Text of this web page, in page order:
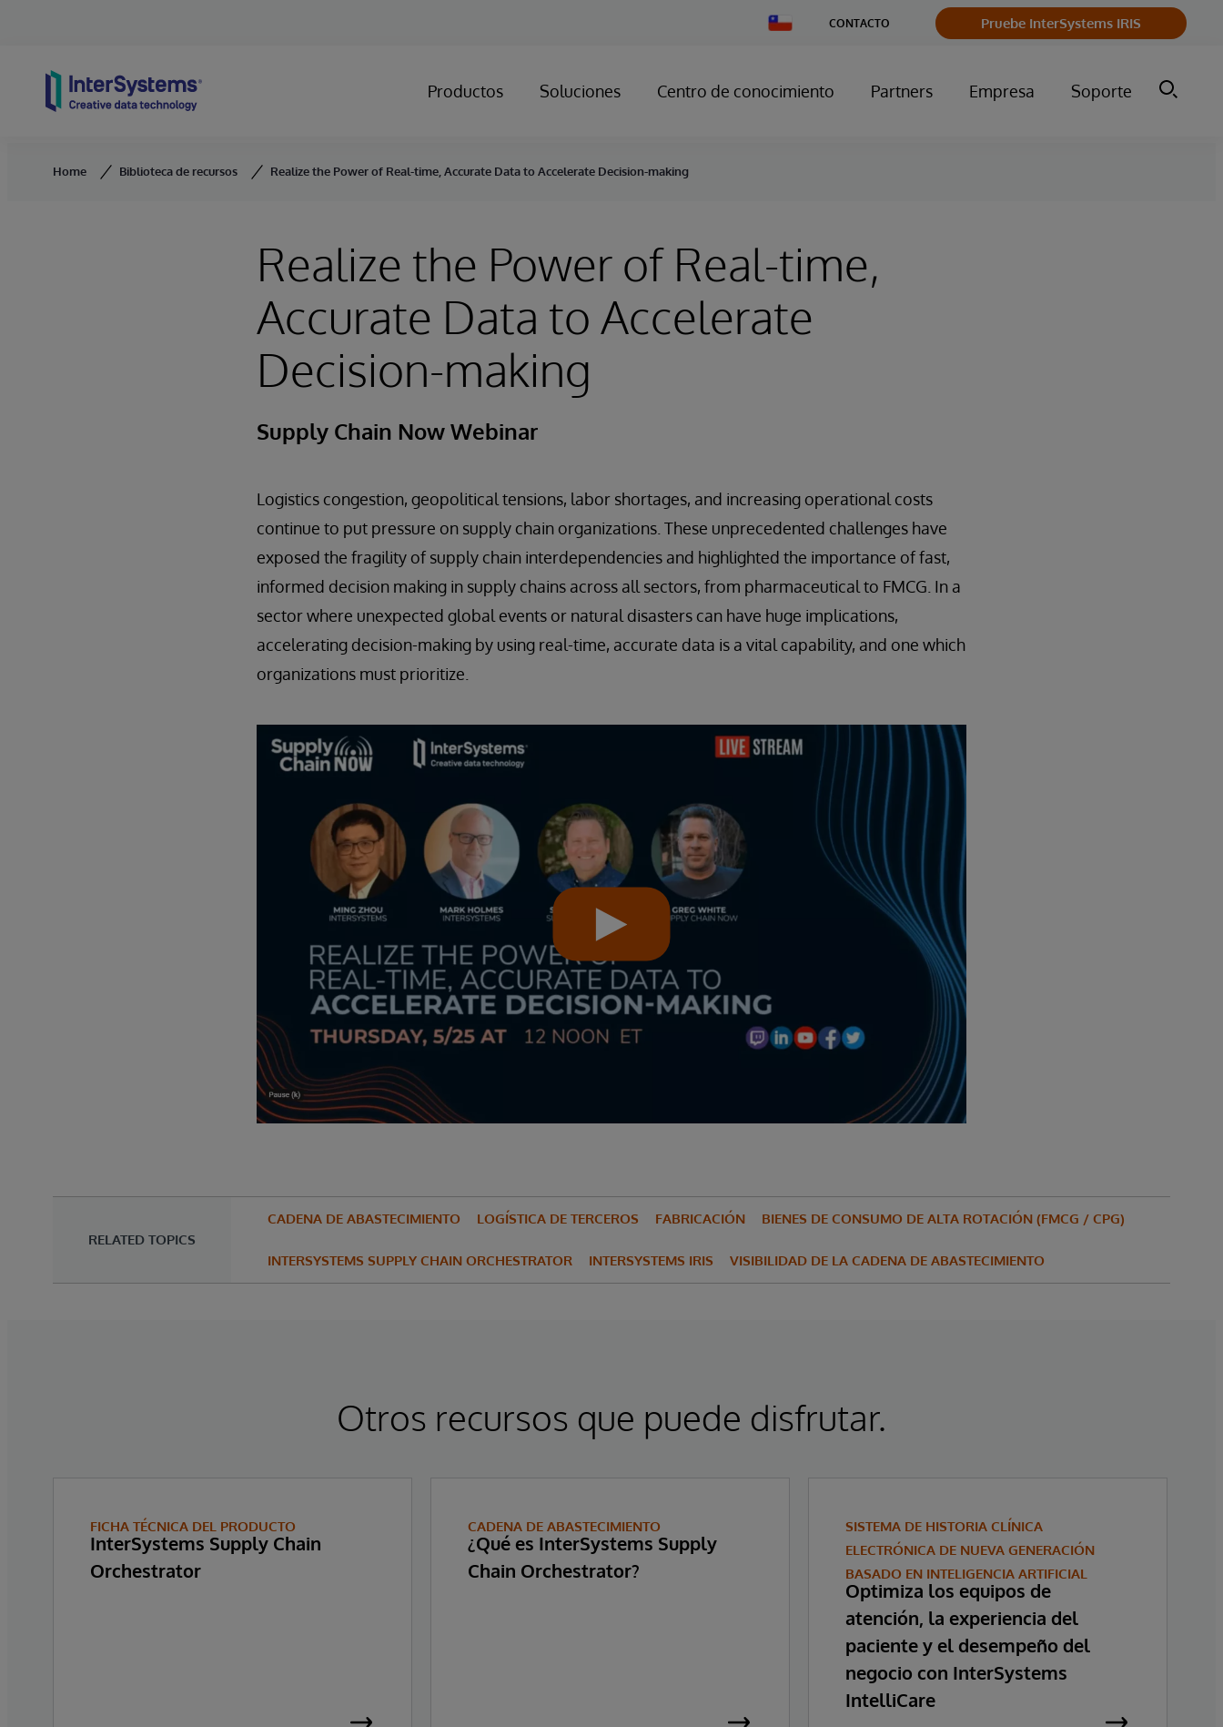
Change
Country
CONTACTO Pruebe InterSystems IRIS
Productos Soluciones Centro de conocimiento Partners Empresa Soporte
Home Biblioteca de recursos Realize the Power of Real-time, Accurate Data to Accelerate Decision-making
Realize the Power of Real-time,
Accurate Data to Accelerate
Decision-making
Supply Chain Now Webinar
Logistics congestion, geopolitical tensions, labor shortages, and increasing operational costs
continue to put pressure on supply chain organizations. These unprecedented challenges have
exposed the fragility of supply chain interdependencies and highlighted the importance of fast,
informed decision making in supply chains across all sectors, from pharmaceutical to FMCG. In a
sector where unexpected global events or natural disasters can have huge implications,
accelerating decision-making by using real-time, accurate data is a vital capability, and one which
organizations must prioritize.
RELATED TOPICS
CADENA DE ABASTECIMIENTO LOGÍSTICA DE TERCEROS FABRICACIÓN BIENES DE CONSUMO DE ALTA ROTACIÓN (FMCG / CPG)
INTERSYSTEMS SUPPLY CHAIN ORCHESTRATOR INTERSYSTEMS IRIS VISIBILIDAD DE LA CADENA DE ABASTECIMIENTO
Otros recursos que puede disfrutar.
FICHA TÉCNICA DEL PRODUCTO
InterSystems Supply Chain
Orchestrator
CADENA DE ABASTECIMIENTO
¿Qué es InterSystems Supply
Chain Orchestrator?
SISTEMA DE HISTORIA CLÍNICA
ELECTRÓNICA DE NUEVA GENERACIÓN
BASADO EN INTELIGENCIA ARTIFICIAL
Optimiza los equipos de
atención, la experiencia del
paciente y el desempeño del
negocio con InterSystems
IntelliCare